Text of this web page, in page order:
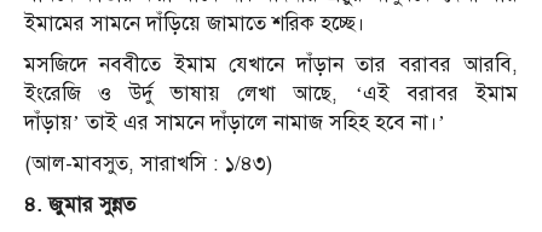
ইমামের সামনে দাঁড়িয়ে জামাতে শরিক হচ্ছে।
মসজিদে নববীতে ইমাম যেখানে দাঁড়ান তার বরাবর আরবি,
ইংরেজি ও উর্দু ভাষায় লেখা আছে, ‘এই বরাবর ইমাম
দাঁড়ায়’ তাই এর সামনে দাঁড়ালে নামাজ সহিহ হবে না।’
(আল-মাবসুত, সারাখসি : ১/৪৩)
৪. জুমার সুন্নত